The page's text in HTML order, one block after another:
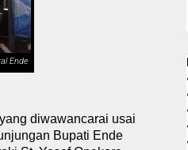
Ende
yang diwawancarai usai
Bupati Ende